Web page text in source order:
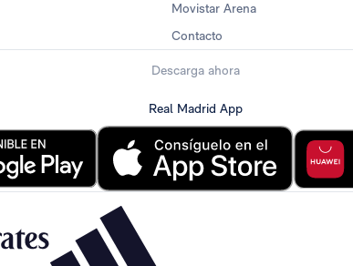
Movistar Arena
Contacto
Descarga ahora
Real Madrid App